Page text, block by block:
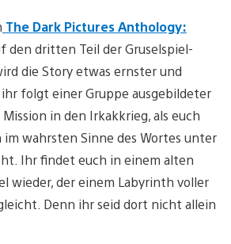
The Dark Pictures Anthology:
den dritten Teil der Gruselspiel-
die Story etwas ernster und
folgt einer Gruppe ausgebildeter
in den Irkakkrieg, als euch
wahrsten Sinne des Wortes unter
Ihr findet euch in einem alten
wieder, der einem Labyrinth voller
Denn ihr seid dort nicht allein